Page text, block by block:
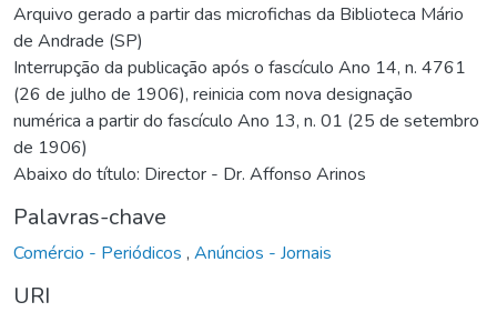
Arquivo gerado a partir das microfichas da Biblioteca Mário
de Andrade (SP)
Interrupção da publicação após o fascículo Ano 14, n. 4761
(26 de julho de 1906), reinicia com nova designação
numérica a partir do fascículo Ano 13, n. 01 (25 de setembro
de 1906)
Abaixo do título: Director - Dr. Affonso Arinos
Palavras-chave
Comércio - Periódicos , Anúncios - Jornais
URI